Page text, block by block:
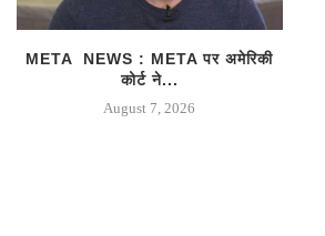
META NEWS : META पर अमेरिकी
कोर्ट ने...
August 7, 2026